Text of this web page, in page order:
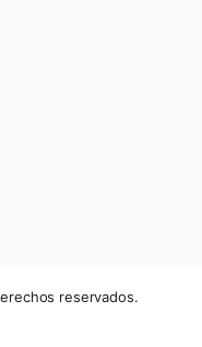
reservados.